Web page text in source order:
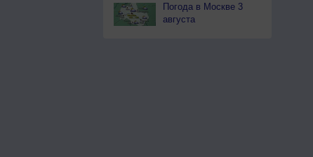
Погода в Москве 3
августа